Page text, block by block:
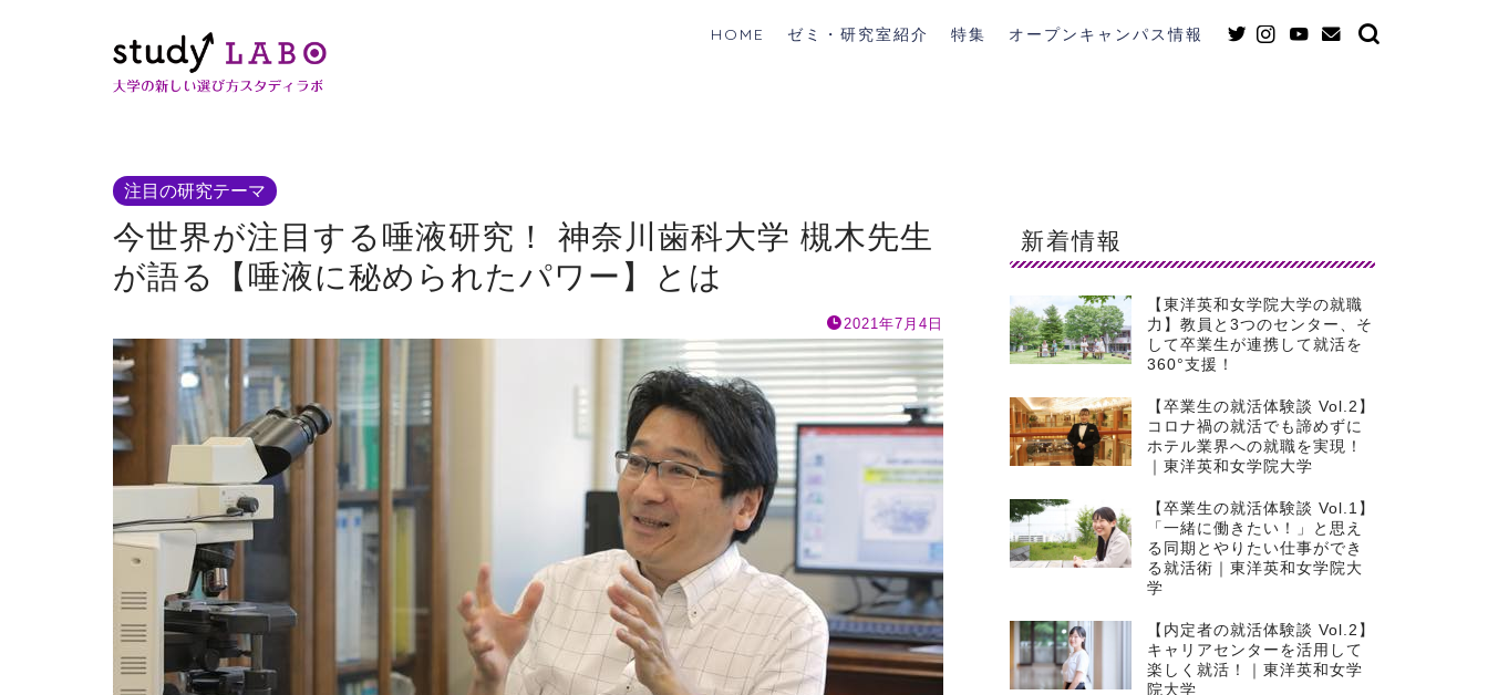
HOME ゼミ・研究室紹介 特集 オープンキャンパス情報
注目の研究テーマ
今世界が注目する唾液研究！ 神奈川歯科大学 槻木先生
が語る【唾液に秘められたパワー】とは
2021年7月4日
新着情報
【東洋英和女学院大学の就職
力】教員と3つのセンター、そ
して卒業生が連携して就活を
360°支援！
【卒業生の就活体験談 Vol.2】
コロナ禍の就活でも諦めずに
ホテル業界への就職を実現！
｜東洋英和女学院大学
【卒業生の就活体験談 Vol.1】
「一緒に働きたい！」と思え
る同期とやりたい仕事ができ
る就活術｜東洋英和女学院大
学
【内定者の就活体験談 Vol.2】
キャリアセンターを活用して
楽しく就活！｜東洋英和女学
院大学